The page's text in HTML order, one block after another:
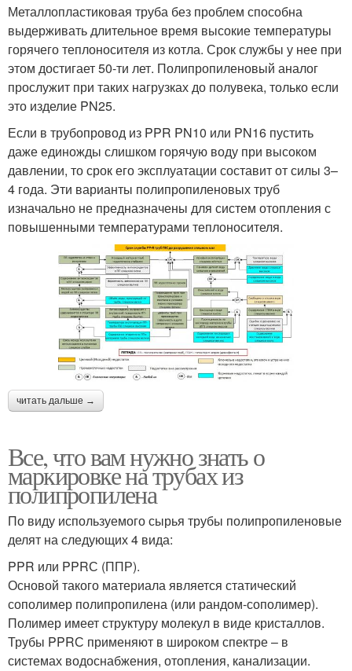
Металлопластиковая труба без проблем способна
выдерживать длительное время высокие температуры
горячего теплоносителя из котла. Срок службы у нее при
этом достигает 50-ти лет. Полипропиленовый аналог
прослужит при таких нагрузках до полувека, только если
это изделие PN25.
Если в трубопровод из PPR PN10 или PN16 пустить
даже единожды слишком горячую воду при высоком
давлении, то срок его эксплуатации составит от силы 3–
4 года. Эти варианты полипропиленовых труб
изначально не предназначены для систем отопления с
повышенными температурами теплоносителя.
читать дальше →
Все, что вам нужно знать о
маркировке на трубах из
полипропилена
По виду используемого сырья трубы полипропиленовые
делят на следующих 4 вида:
PPR или PPRС (ППР).
Основой такого материала является статический
сополимер полипропилена (или рандом-сополимер).
Полимер имеет структуру молекул в виде кристаллов.
Трубы PPRС применяют в широком спектре – в
системах водоснабжения, отопления, канализации.